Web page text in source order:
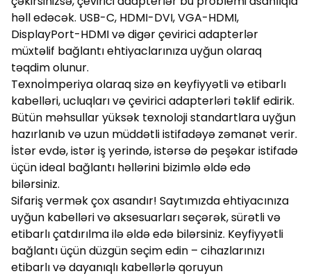
həll edəcək. USB-C, HDMI-DVI, VGA-HDMI,
DisplayPort-HDMI və digər çevirici adapterlər
müxtəlif bağlantı ehtiyaclarınıza uyğun olaraq
təqdim olunur.
Texnoİmperiya olaraq sizə ən keyfiyyətli və etibarlı
kabelləri, ucluqları və çevirici adapterləri təklif edirik.
Bütün məhsullar yüksək texnoloji standartlara uyğun
hazırlanıb və uzun müddətli istifadəyə zəmanət verir.
İstər evdə, istər iş yerində, istərsə də peşəkar istifadə
üçün ideal bağlantı həllərini bizimlə əldə edə
bilərsiniz.
Sifariş vermək çox asandır! Saytımızda ehtiyacınıza
uyğun kabelləri və aksesuarları seçərək, sürətli və
etibarlı çatdırılma ilə əldə edə bilərsiniz. Keyfiyyətli
bağlantı üçün düzgün seçim edin – cihazlarınızı
etibarlı və dayanıqlı kabellərlə qoruyun